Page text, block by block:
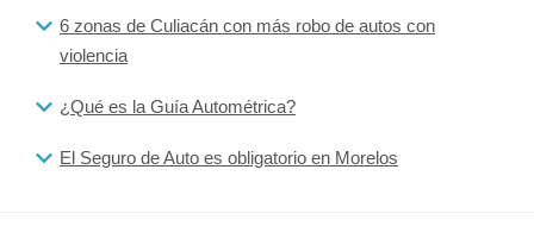
6 zonas de Culiacán con más robo de autos con
violencia
¿Qué es la Guía Autométrica?
El Seguro de Auto es obligatorio en Morelos